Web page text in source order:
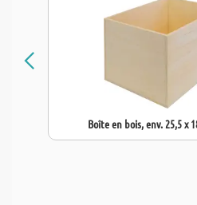
Boîte en bois, env. 25,5 x